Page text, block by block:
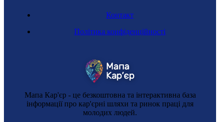
Мапа Кар'єр - це безкоштовна та інтерактивна база
інформації про кар'єрні шляхи та ринок праці для
молодих людей.
Контакт
Політика конфіденційності